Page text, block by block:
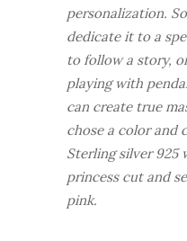
personalization.
dedicate it to a
to follow a story,
playing with
can create true
chose a color and
Sterling silver 925
princess cut and
pink.